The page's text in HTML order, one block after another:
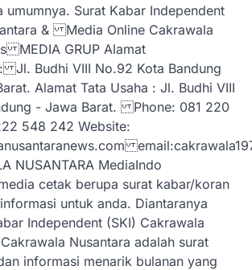
umumnya. Surat Kabar Independent
& Media Online Cakrawala
MEDIA GRUP Alamat
Jl. Budhi VIII No.92 Kota Bandung
Alamat Tata Usaha : Jl. Budhi VIII
- Jawa Barat. Phone: 081 220
548 242 Website:
NUSANTARA MediaIndo
cetak berupa surat kabar/koran
untuk anda. Diantaranya
Independent (SKI) Cakrawala
Nusantara adalah surat
informasi menarik bulanan yang